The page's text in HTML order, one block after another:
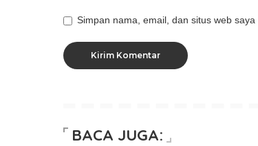
Simpan nama, email, dan situs web
BACA JUGA: